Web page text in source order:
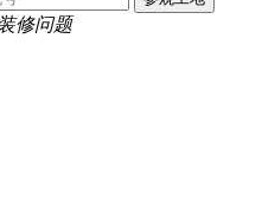
修问题